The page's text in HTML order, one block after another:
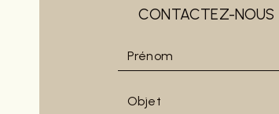
CONTACTEZ-NOUS